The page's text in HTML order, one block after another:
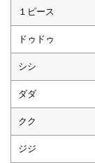
１ピース
ドゥドゥ
シシ
ダダ
クク
ジジ